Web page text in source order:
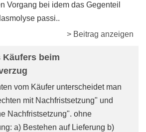
Vorgang bei idem das Gegenteil
passi..
> Beitrag anzeigen
Käufers beim
vom Käufer unterscheidet man
mit Nachfristsetzung" und
Nachfristsetzung". ohne
a) Bestehen auf Lieferung b)